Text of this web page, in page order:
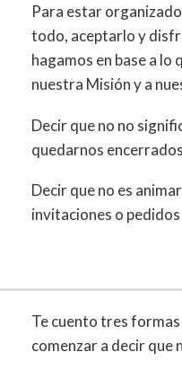
Para estar
todo, aceptarlo y
hagamos en base a lo
nuestra Misión y a
Decir que no no
quedarnos
Decir que no es
invitaciones o
Te cuento tres formas
comenzar a decir que